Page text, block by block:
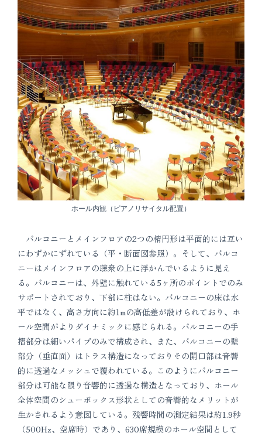
ホール内観（ピアノリサイタル配置）
バルコニーとメインフロアの2つの楕円形は平面的には互い
にわずかにずれている（平・断面図参照）。そして、バルコ
ニーはメインフロアの聴衆の上に浮かんでいるように見え
る。バルコニーは、外壁に触れている5ヶ所のポイントでのみ
サポートされており、下部に柱はない。バルコニーの床は水
平ではなく、高さ方向に約1mの高低差が設けられており、ホ
ール空間がよりダイナミックに感じられる。バルコニーの手
摺部分は細いパイプのみで構成され、また、バルコニーの壁
部分（垂直面）はトラス構造になっておりその開口部は音響
的に透過なメッシュで覆われている。このようにバルコニー
部分は可能な限り音響的に透過な構造となっており、ホール
全体空間のシューボックス形状としての音響的なメリットが
生かされるよう意図している。残響時間の測定結果は約1.9秒
（500Hz、空席時）であり、630席規模のホール空間として